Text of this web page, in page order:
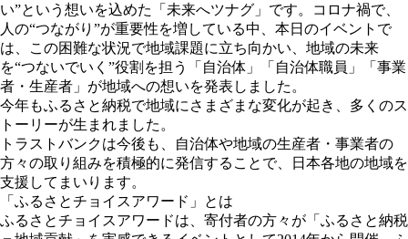
い”という想いを込めた「未来へツナグ」です。コロナ禍で、
人の“つながり”が重要性を増している中、本日のイベントで
は、この困難な状況で地域課題に立ち向かい、地域の未来
を“つないでいく”役割を担う「自治体」「自治体職員」「事業
者・生産者」が地域への想いを発表しました。
今年もふるさと納税で地域にさまざまな変化が起き、多くのス
トーリーが生まれました。
トラストバンクは今後も、自治体や地域の生産者・事業者の
方々の取り組みを積極的に発信することで、日本各地の地域を
支援してまいります。
「ふるさとチョイスアワード」とは
ふるさとチョイスアワードは、寄付者の方々が「ふるさと納税